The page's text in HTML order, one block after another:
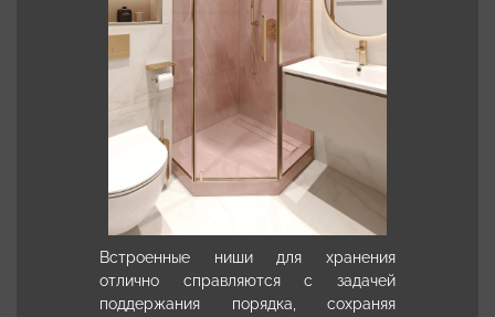
Встроенные ниши для хранения
отлично справляются с задачей
поддержания порядка, сохраняя